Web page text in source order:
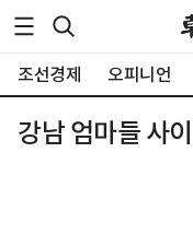
조선경제 오피니언
강남 엄마들 사